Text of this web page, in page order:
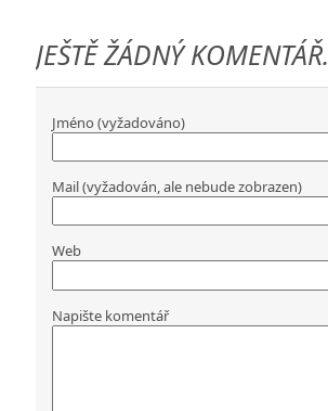
JEŠTĚ ŽÁDNÝ KOMENTÁŘ.
Jméno (vyžadováno)
Mail (vyžadován, ale nebude zobrazen)
Web
Napište komentář